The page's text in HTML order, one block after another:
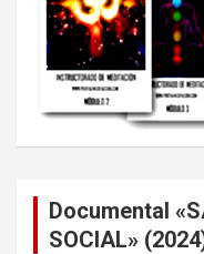
Documental
SOCIAL»